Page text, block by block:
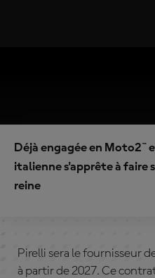
Déjà engagée en Moto2™
italienne s'apprête à faire
reine
Pirelli sera le fournisseur
à partir de 2027. Ce